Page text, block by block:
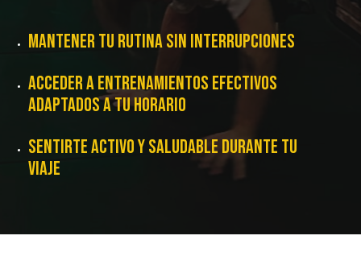
MANTENER TU RUTINA SIN INTERRUPCIONES
ACCEDER A ENTRENAMIENTOS EFECTIVOS
ADAPTADOS A TU HORARIO
SENTIRTE ACTIVO Y SALUDABLE DURANTE TU
VIAJE